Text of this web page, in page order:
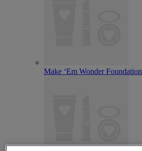
Make ‘Em Wonder Foundation